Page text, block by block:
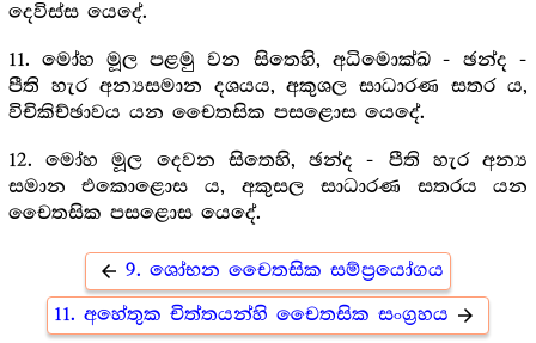
දෙවිස්ස යෙදේ.
11. මෝහ මූල පළමු වන සිතෙහි, අධිමොක්ඛ - ඡන්ද -
පීති හැර අන්‍යසමාන දශයය, අකුශල සාධාරණ සතර ය,
විචිකිච්ඡාවය යන චෛතසික පසළොස යෙදේ.
12. මෝහ මූල දෙවන සිතෙහි, ඡන්ද - පීති හැර අන්‍ය
සමාන එකොළොස ය, අකුසල සාධාරණ සතරය යන
චෛතසික පසළොස යෙදේ.
arrow_back 9. ශෝභන චෛතසික සම්ප්‍රයෝගය
11. අහේතුක චිත්තයන්හි චෛතසික සංග්‍ර‍හය arrow_forward